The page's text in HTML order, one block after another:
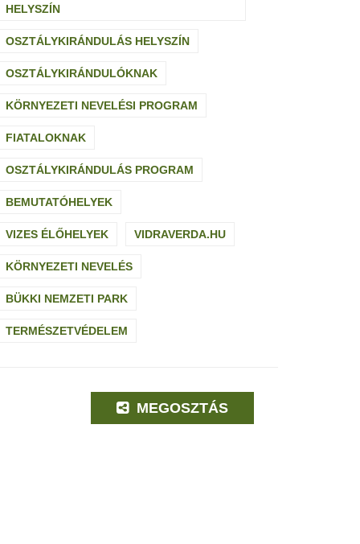
HELYSZÍN
OSZTÁLYKIRÁNDULÁS HELYSZÍN
OSZTÁLYKIRÁNDULÓKNAK
KÖRNYEZETI NEVELÉSI PROGRAM
FIATALOKNAK
OSZTÁLYKIRÁNDULÁS PROGRAM
BEMUTATÓHELYEK
VIZES ÉLŐHELYEK VIDRAVERDA.HU
KÖRNYEZETI NEVELÉS
BÜKKI NEMZETI PARK
TERMÉSZETVÉDELEM
MEGOSZTÁS